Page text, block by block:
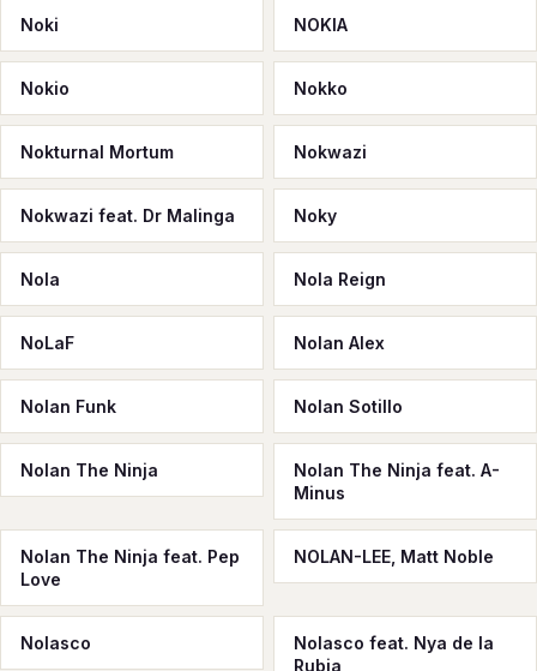
Noki NOKIA
Nokio Nokko
Nokturnal Mortum Nokwazi
Nokwazi feat. Dr Malinga Noky
Nola Nola Reign
NoLaF Nolan Alex
Nolan Funk Nolan Sotillo
Nolan The Ninja
Nolan The Ninja feat. A-
Minus
Nolan The Ninja feat. Pep
Love
NOLAN-LEE, Matt Noble
Nolasco
Nolasco feat. Nya de la
Rubia